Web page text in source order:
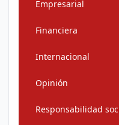
Empresarial
Financiera
Internacional
Opinión
Responsabilidad